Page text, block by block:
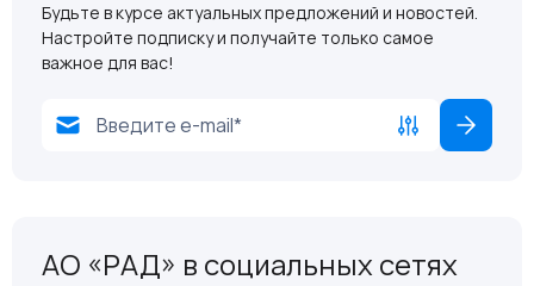
Будьте в курсе актуальных предложений и новостей.
Настройте подписку и получайте только самое
важное для вас!
АО «РАД» в социальных сетях